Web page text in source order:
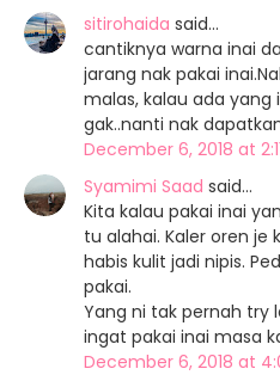
sitirohaida said…
cantiknya warna inai
jarang nak pakai
malas, kalau ada
gak..nanti nak
December 6, 2018 at
Syamimi Saad said…
Kita kalau pakai inai
tu alahai. Kaler oren je
habis kulit jadi nipis.
pakai.
Yang ni tak pernah try
ingat pakai inai masa
December 6, 2018 at